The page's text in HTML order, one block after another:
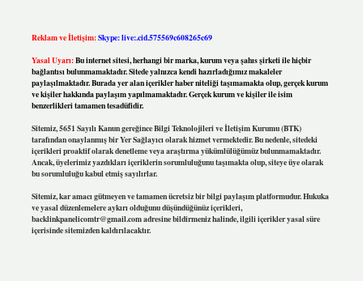
Reklam ve İletişim:Skype: live:.cid.575569c608265c69
Yasal Uyarı:Bu internet sitesi, herhangi bir marka, kurum veya şahıs şirketi ile hiçbir
bağlantısı bulunmamaktadır. Sitede yalnızca kendi hazırladığımız makaleler
paylaşılmaktadır. Burada yer alan içerikler haber niteliği taşımamakta olup, gerçek kurum
ve kişiler hakkında paylaşım yapılmamaktadır. Gerçek kurum ve kişiler ile isim
benzerlikleri tamamen tesadüfidir.
Sitemiz, 5651 Sayılı Kanun gereğince Bilgi Teknolojileri ve İletişim Kurumu (BTK)
tarafından onaylanmış bir Yer Sağlayıcı olarak hizmet vermektedir. Bu nedenle, sitedeki
içerikleri proaktif olarak denetleme veya araştırma yükümlülüğümüz bulunmamaktadır.
Ancak, üyelerimiz yazdıkları içeriklerin sorumluluğunu taşımakta olup, siteye üye olarak
bu sorumluluğu kabul etmiş sayılırlar.
Sitemiz, kar amacı gütmeyen ve tamamen ücretsiz bir bilgi paylaşım platformudur. Hukuka
ve yasal düzenlemelere aykırı olduğunu düşündüğünüz içerikleri,
backlinkpanelicomtr@gmail.comadresine bildirmeniz halinde, ilgili içerikler yasal süre
içerisinde sitemizden kaldırılacaktır.